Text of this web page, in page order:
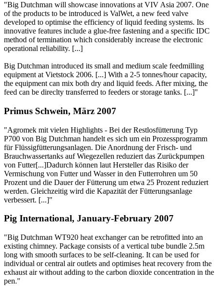
"Big Dutchman will showcase innovations at VIV Asia 2007. One
of the products to be introduced is ValWet, a new feed valve
developed to optimise the efficiency of liquid feeding systems. Its
innovative features include a glue-free fastening and a specific IDC
method of termination which considerably increase the electronic
operational reliability. [...]
Big Dutchman introduced its small and medium scale feedmilling
equipment at Vietstock 2006. [...] With a 2-5 tonnes/hour capacity,
the equipment can mix both dry and liquid feeds. After mixing, the
feed can be direclty transferred to feeders or storage tanks. [...]"
Primus Schwein, März 2007
"Agromek mit vielen Highlights - Bei der Restlosfütterung Typ
P700 von Big Dutchman handelt es sich um ein Prozessprogramm
für Flüssigfütterungsanlagen. Die Anordnung der Frisch- und
Brauchwassertanks auf Wiegezellen reduziert das Zurückpumpen
von Futter[...]Dadurch können laut Hersteller das Risiko der
Vermischung von Futter und Wasser in den Futterrohren um 50
Prozent und die Dauer der Fütterung um etwa 25 Prozent reduziert
werden. Gleichzeitig wird die Kapazität der Fütterungsanlage
verbessert. [...]"
Pig International, January-February 2007
"Big Dutchman WT920 heat exchanger can be retrofitted into an
existing chimney. Package consists of a vertical tube bundle 2.5m
long with smooth surfaces to be self-cleaning. It can be used for
individual or central air outlets and optimises heat recovery from the
exhaust air without adding to the carbon dioxide concentration in the
pen."